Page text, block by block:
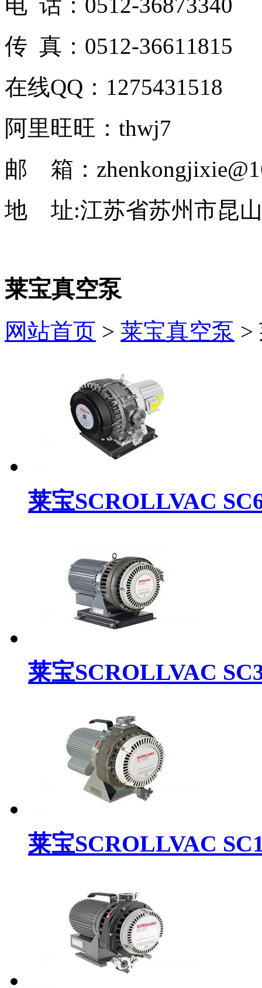
传 真：0512-36611815
在线QQ：1275431518
阿里旺旺：thwj7
邮 箱：
地 址:江苏省苏州市昆
莱宝真空泵
网站首页 > 莱宝真空泵 >
莱宝SCROLLVAC
莱宝SCROLLVAC
莱宝SCROLLVAC